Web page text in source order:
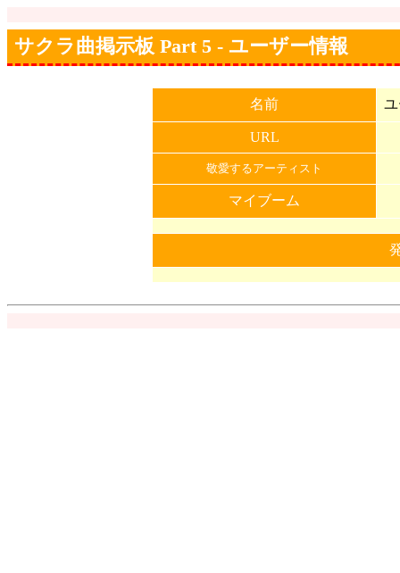
サクラ曲掲示板 Part 5 - ユーザー情報
名前
URL
敬愛するアーティスト
マイブーム